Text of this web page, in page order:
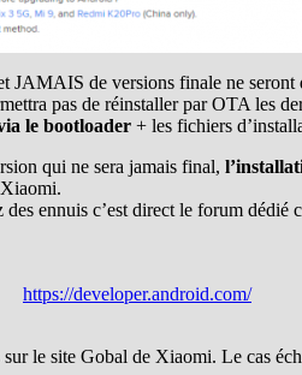
JAMAIS de versions finale ne seront
pas de réinstaller par OTA les
le bootloader + les fichiers
qui ne sera jamais final,
ennuis c’est direct le forum
https://developer.android.com/
le site Gobal de Xiaomi. Le cas